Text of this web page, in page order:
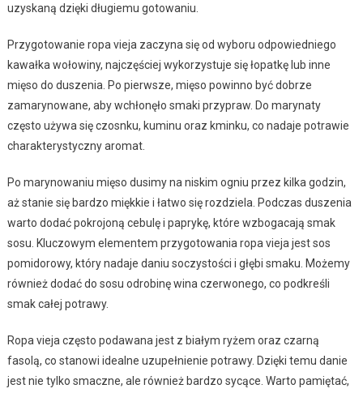
uzyskaną dzięki długiemu gotowaniu.
Przygotowanie ropa vieja zaczyna się od wyboru odpowiedniego
kawałka wołowiny, najczęściej wykorzystuje się łopatkę lub inne
mięso do duszenia. Po pierwsze, mięso powinno być dobrze
zamarynowane, aby wchłonęło smaki przypraw. Do marynaty
często używa się czosnku, kuminu oraz kminku, co nadaje potrawie
charakterystyczny aromat.
Po marynowaniu mięso dusimy na niskim ogniu przez kilka godzin,
aż stanie się bardzo miękkie i łatwo się rozdziela. Podczas duszenia
warto dodać pokrojoną cebulę i paprykę, które wzbogacają smak
sosu. Kluczowym elementem przygotowania ropa vieja jest sos
pomidorowy, który nadaje daniu soczystości i głębi smaku. Możemy
również dodać do sosu odrobinę wina czerwonego, co podkreśli
smak całej potrawy.
Ropa vieja często podawana jest z białym ryżem oraz czarną
fasolą, co stanowi idealne uzupełnienie potrawy. Dzięki temu danie
jest nie tylko smaczne, ale również bardzo sycące. Warto pamiętać,